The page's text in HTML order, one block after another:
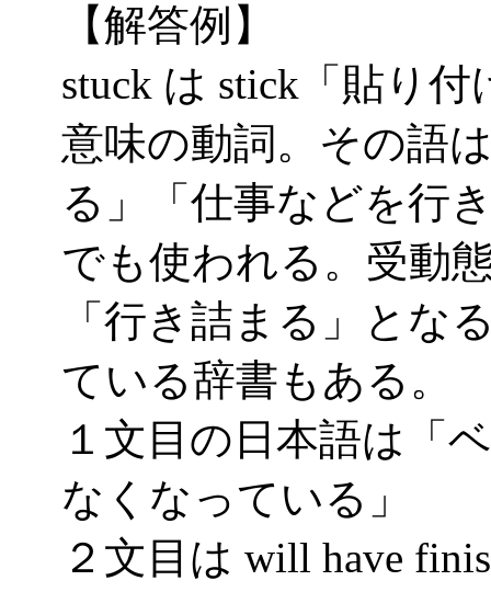
【解答例】
stuck は stick「貼り
意味の動詞。その語
る」「仕事などを行
でも使われる。受動
「行き詰まる」とな
ている辞書もある。
１文目の日本語は「
なくなっている」
２文目は will have